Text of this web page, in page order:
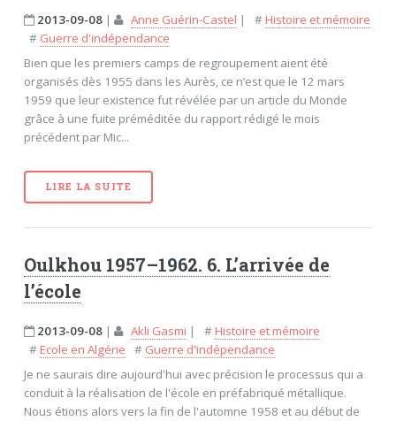
2013-09-08| Anne Guérin-Castel | #Histoire et mémoire
# Guerre d'indépendance
Bien que les premiers camps de regroupement aient été
organisés dès 1955 dans les Aurès, ce n’est que le 12 mars
1959 que leur existence fut révélée par un article du Monde
grâce à une fuite préméditée du rapport rédigé le mois
précédent par Mic...
LIRE LA SUITE
Oulkhou 1957–1962. 6. L’arrivée de
l’école
2013-09-08| Akli Gasmi | #Histoire et mémoire
#Ecole en Algérie # Guerre d'indépendance
Je ne saurais dire aujourd'hui avec précision le processus qui a
conduit à la réalisation de l'école en préfabriqué métallique.
Nous étions alors vers la fin de l'automne 1958 et au début de